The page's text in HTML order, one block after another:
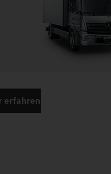
erfahren